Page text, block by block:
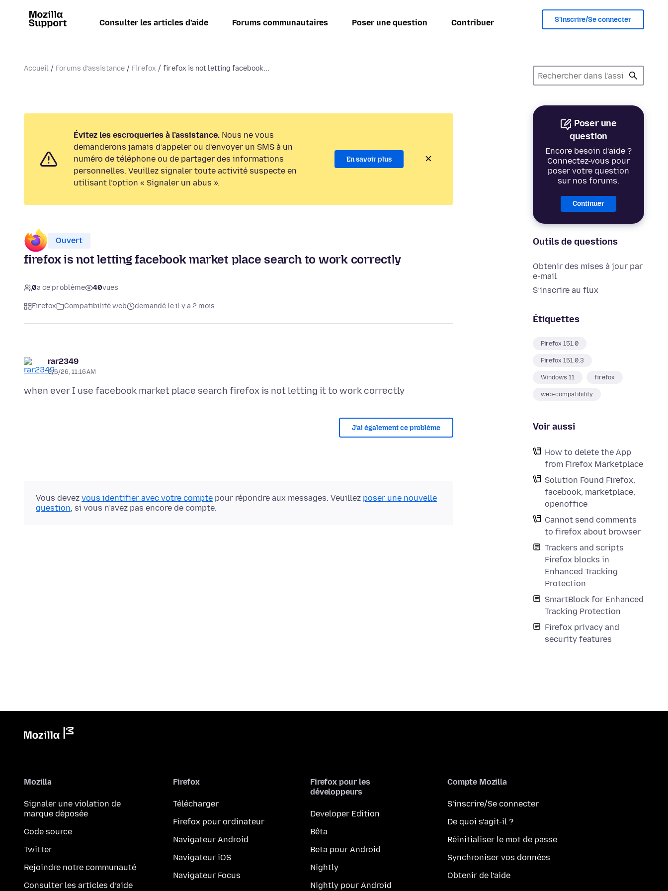
Consulter les articles d’aide Forums communautaires Poser une question Contribuer S’inscrire/Se connecter
Accueil Forums d’assistance Firefox firefox is not letting facebook...
Poser une
question
Encore besoin d’aide ?
Connectez-vous pour
poser votre question
sur nos forums.
Continuer
Outils de questions
Obtenir des mises à jour par
e-mail
S’inscrire au flux
Étiquettes
Firefox 151.0
Firefox 151.0.3
Windows 11 firefox
web-compatibility
Voir aussi
How to delete the App
from Firefox Marketplace
Solution Found Firefox,
facebook, marketplace,
openoffice
Cannot send comments
to firefox about browser
Trackers and scripts
Firefox blocks in
Enhanced Tracking
Protection
SmartBlock for Enhanced
Tracking Protection
Firefox privacy and
security features
Évitez les escroqueries à l’assistance. Nous ne vous
demanderons jamais d’appeler ou d’envoyer un SMS à un
numéro de téléphone ou de partager des informations
personnelles. Veuillez signaler toute activité suspecte en
utilisant l’option « Signaler un abus ».
En savoir plus
Ouvert
firefox is not letting facebook market place search to work correctly
0a ce problème 40vues
Firefox Compatibilité web demandé le il y a 2 mois
rar2349
6/6/26, 11:16 AM
J’ai également ce problème
Vous devez vous identifier avec votre compte pour répondre aux messages. Veuillez poser une nouvelle
question, si vous n’avez pas encore de compte.
Mozilla
Signaler une violation de
marque déposée
Code source
Twitter
Rejoindre notre communauté
Consulter les articles d’aide
Firefox
Télécharger
Firefox pour ordinateur
Navigateur Android
Navigateur iOS
Navigateur Focus
Firefox pour les
développeurs
Developer Edition
Bêta
Beta pour Android
Nightly
Nightly pour Android
Compte Mozilla
S’inscrire/Se connecter
De quoi s’agit-il ?
Réinitialiser le mot de passe
Synchroniser vos données
Obtenir de l’aide